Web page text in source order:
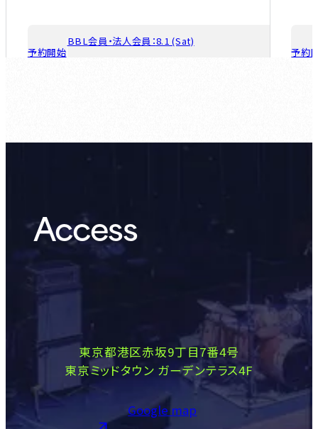
予約開始
BBL会員・法人会員：8.1 (Sat)
予約
Access
東京都港区赤坂9丁目7番4号
東京ミッドタウン ガーデンテラス4F
Google map